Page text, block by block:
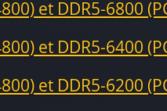
et DDR5-6800
et DDR5-6400
et DDR5-6200